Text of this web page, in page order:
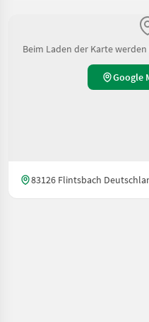
Beim Laden der Karte
Google
83126 Flintsbach